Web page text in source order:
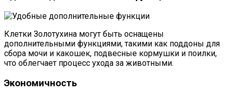
Клетки Золотухина могут быть оснащены
дополнительными функциями, такими как поддоны для
сбора мочи и какошек, подвесные кормушки и поилки,
что облегчает процесс ухода за животными.
Экономичность